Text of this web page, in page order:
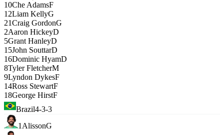
10Che AdamsF
12Liam KellyG
21Craig GordonG
2Aaron HickeyD
5Grant HanleyD
15John SouttarD
16Dominic HyamD
8Tyler FletcherM
9Lyndon DykesF
14Ross StewartF
18George HirstF
Brazil4-3-3
1 AlissonG